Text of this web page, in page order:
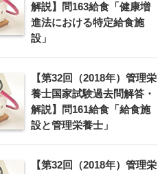
解説】問163給食「健康増
進法における特定給食施
設」
【第32回（2018年）管理栄
養士国家試験過去問解答・
解説】問161給食「給食施
設と管理栄養士」
【第32回（2018年）管理栄